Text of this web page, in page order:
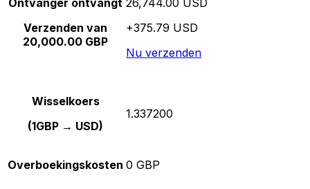
Verzenden van
20,000.00 GBP
+375.79 USD
Nu verzenden
Wisselkoers
(1GBP → USD)
1.337200
Overboekingskosten 0 GBP